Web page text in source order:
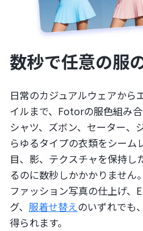
数秒で任意の服
日常のカジュアルウェアから
イルまで、Fotorの服色組み
シャツ、ズボン、セーター、
らゆるタイプの衣類をシーム
目、影、テクスチャを保持し
るのに数秒しかかかりません。
ファッション写真の仕上げ、
グ、 服着せ替えのいずれでも
得られます。